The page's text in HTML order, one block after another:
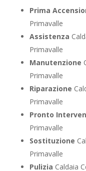
Prima
Primavalle
Assistenza
Primavalle
Manutenzione
Primavalle
Riparazione
Primavalle
Pronto
Primavalle
Sostituzione
Primavalle
Pulizia Caldaia